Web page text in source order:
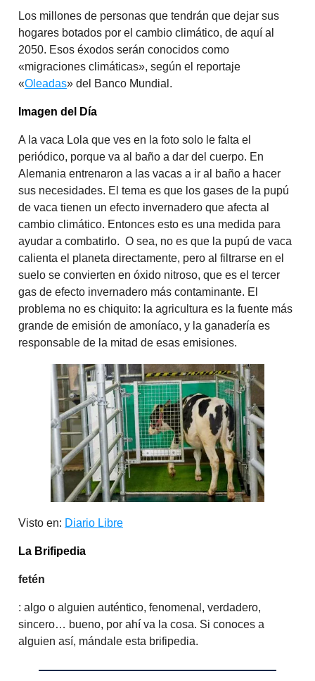
Los millones de personas que tendrán que dejar sus
hogares botados por el cambio climático, de aquí al
2050. Esos éxodos serán conocidos como
«migraciones climáticas», según el reportaje
«Oleadas» del Banco Mundial.
Imagen del Día
A la vaca Lola que ves en la foto solo le falta el
periódico, porque va al baño a dar del cuerpo. En
Alemania entrenaron a las vacas a ir al baño a hacer
sus necesidades. El tema es que los gases de la pupú
de vaca tienen un efecto invernadero que afecta al
cambio climático. Entonces esto es una medida para
ayudar a combatirlo. O sea, no es que la pupú de vaca
calienta el planeta directamente, pero al filtrarse en el
suelo se convierten en óxido nitroso, que es el tercer
gas de efecto invernadero más contaminante. El
problema no es chiquito: la agricultura es la fuente más
grande de emisión de amoníaco, y la ganadería es
responsable de la mitad de esas emisiones.
Visto en: Diario Libre
La Brifipedia
fetén
: algo o alguien auténtico, fenomenal, verdadero,
sincero… bueno, por ahí va la cosa. Si conoces a
alguien así, mándale esta brifipedia.